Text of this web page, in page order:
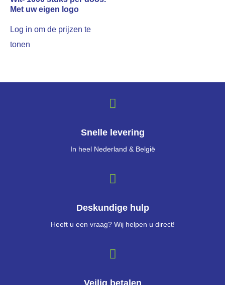
Met uw eigen logo
Log in om de prijzen te
tonen
Snelle levering
In heel Nederland & België
Deskundige hulp
Heeft u een vraag? Wij helpen u direct!